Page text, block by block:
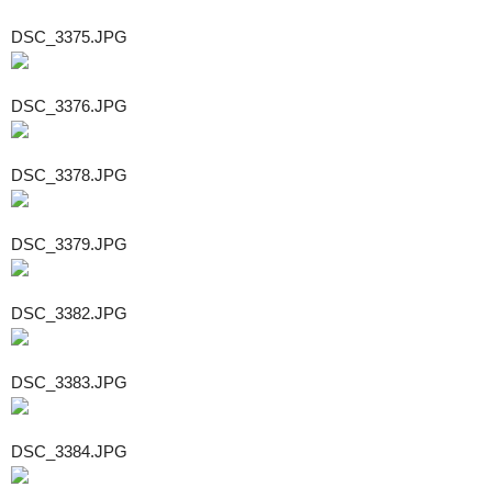
DSC_3375.JPG
DSC_3376.JPG
DSC_3378.JPG
DSC_3379.JPG
DSC_3382.JPG
DSC_3383.JPG
DSC_3384.JPG